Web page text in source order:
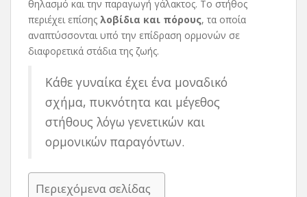
θηλασμό και την παραγωγή γάλακτος. Το στήθος
περιέχει επίσης λοβίδια και πόρους, τα οποία
αναπτύσσονται υπό την επίδραση ορμονών σε
διαφορετικά στάδια της ζωής.
Κάθε γυναίκα έχει ένα μοναδικό
σχήμα, πυκνότητα και μέγεθος
στήθους λόγω γενετικών και
ορμονικών παραγόντων.
Περιεχόμενα σελίδας